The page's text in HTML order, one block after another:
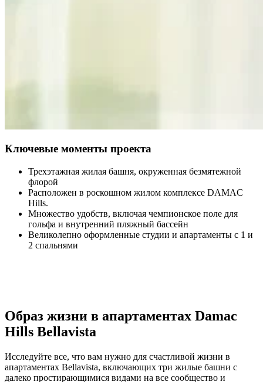
Ключевые моменты проекта
Трехэтажная жилая башня, окруженная безмятежной
флорой
Расположен в роскошном жилом комплексе DAMAC
Hills.
Множество удобств, включая чемпионское поле для
гольфа и внутренний пляжный бассейн
Великолепно оформленные студии и апартаменты с 1 и
2 спальнями
Образ жизни в апартаментах Damac
Hills Bellavista
Исследуйте все, что вам нужно для счастливой жизни в
апартаментах Bellavista, включающих три жилые башни с
далеко простирающимися видами на все сообщество и